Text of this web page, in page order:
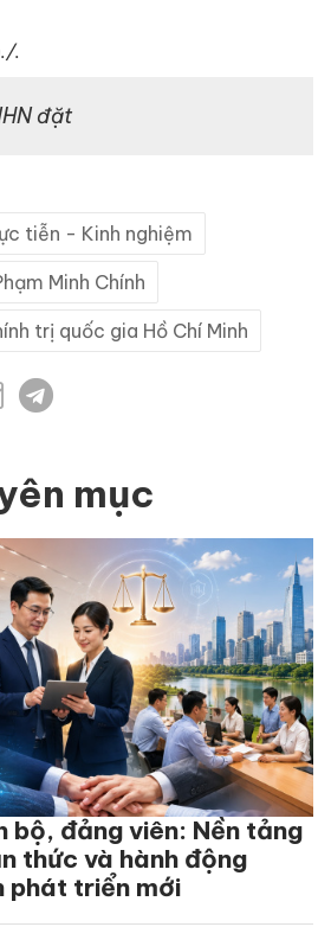
.
đặt
tiễn - Kinh nghiệm
Minh Chính
trị quốc gia Hồ Chí Minh
mục
bộ, đảng viên: Nền tảng
thức và hành động
phát triển mới